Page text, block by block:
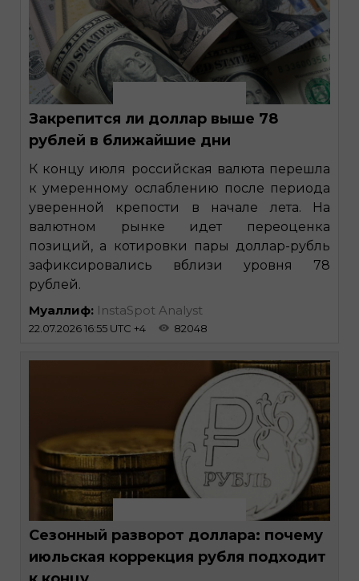
Закрепится ли доллар выше 78
рублей в ближайшие дни
К концу июля российская валюта перешла
к умеренному ослаблению после периода
уверенной крепости в начале лета. На
валютном рынке идет переоценка
позиций, а котировки пары доллар-рубль
зафиксировались вблизи уровня 78
рублей.
Муаллиф: InstaSpot Analyst
22.07.2026 16:55 UTC +4 82048
Сезонный разворот доллара: почему
июльская коррекция рубля подходит